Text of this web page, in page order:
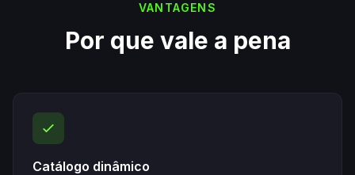
VANTAGENS
Por que vale a pena
Catálogo dinâmico